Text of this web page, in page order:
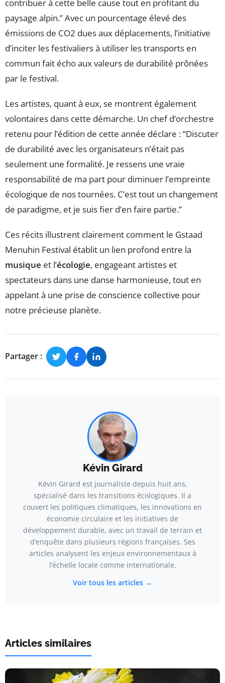
contribuer à cette belle cause tout en profitant du
paysage alpin.” Avec un pourcentage élevé des
émissions de CO2 dues aux déplacements, l’initiative
d’inciter les festivaliers à utiliser les transports en
commun fait écho aux valeurs de durabilité prônées
par le festival.
Les artistes, quant à eux, se montrent également
volontaires dans cette démarche. Un chef d’orchestre
retenu pour l’édition de cette année déclare : “Discuter
de durabilité avec les organisateurs n’était pas
seulement une formalité. Je ressens une vraie
responsabilité de ma part pour diminuer l’empreinte
écologique de nos tournées. C’est tout un changement
de paradigme, et je suis fier d’en faire partie.”
Ces récits illustrent clairement comment le Gstaad
Menuhin Festival établit un lien profond entre la
musique et l’écologie, engageant artistes et
spectateurs dans une danse harmonieuse, tout en
appelant à une prise de conscience collective pour
notre précieuse planète.
Partager :
Kévin Girard
Kévin Girard est journaliste depuis huit ans,
spécialisé dans les transitions écologiques. Il a
couvert les politiques climatiques, les innovations en
économie circulaire et les initiatives de
développement durable, avec un travail de terrain et
d’enquête dans plusieurs régions françaises. Ses
articles analysent les enjeux environnementaux à
l’échelle locale comme internationale.
Voir tous les articles →
Articles similaires